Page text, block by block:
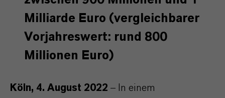
Milliarde Euro (vergleichbarer
Vorjahreswert: rund 800
Millionen Euro)
Köln, 4. August 2022 – In einem